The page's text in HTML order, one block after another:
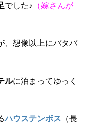
でした♪ （嫁さんが
、想像以上にバタバ
ルに泊まってゆっく
ハウステンボス （長